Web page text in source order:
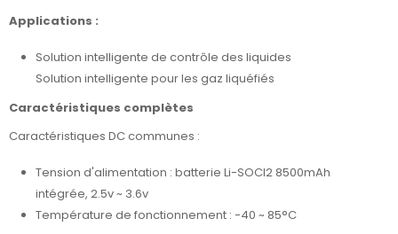
Applications :
Solution intelligente de contrôle des liquides
Solution intelligente pour les gaz liquéfiés
Caractéristiques complètes
Caractéristiques DC communes :
Tension d'alimentation : batterie Li-SOCI2 8500mAh
intégrée, 2.5v ~ 3.6v
Température de fonctionnement : -40 ~ 85°C